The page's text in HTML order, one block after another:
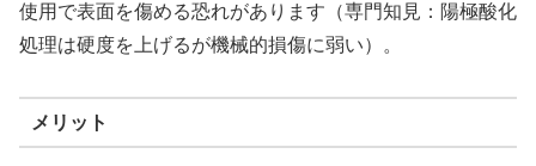
使用で表面を傷める恐れがあります（専門知見：陽極酸化
処理は硬度を上げるが機械的損傷に弱い）。
メリット